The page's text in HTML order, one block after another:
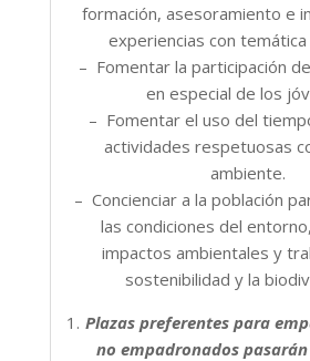
formación, asesoramiento e
experiencias con temática
– Fomentar la participación
en especial de los
– Fomentar el uso del
actividades respetuosas
ambiente.
– Concienciar a la población
las condiciones del
impactos ambientales y
sostenibilidad y la
Plazas preferentes para
no empadronados